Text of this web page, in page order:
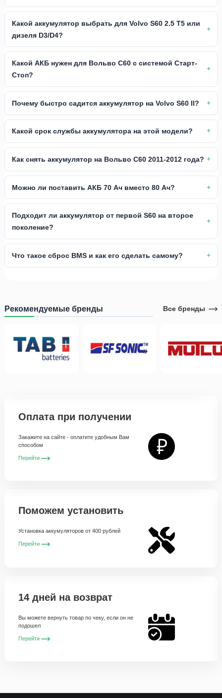
Какой аккумулятор выбрать для Volvo S60 2.5 T5 или
дизеля D3/D4?
Какой АКБ нужен для Вольво С60 с системой Старт-
Стоп?
Почему быстро садится аккумулятор на Volvo S60 II?
Какой срок службы аккумулятора на этой модели?
Как снять аккумулятор на Вольво С60 2011-2012 года?
Можно ли поставить АКБ 70 Ач вместо 80 Ач?
Подходит ли аккумулятор от первой S60 на второе
поколение?
Что такое сброс BMS и как его сделать самому?
Рекомендуемые бренды Все бренды
Оплата при получении
Закажите на сайте - оплатите удобным Вам
способом
Перейти
Поможем установить
Установка аккумуляторов от 400 рублей
Перейти
14 дней на возврат
Вы можете вернуть товар по чеку, если он не
подошел
Перейти